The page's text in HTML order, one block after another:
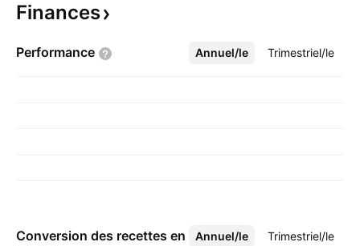
Finances
Performance Annuel/le Trimestriel/le
Plus
Conversion des recettes en
Annuel/le Trimestriel/le
Plus